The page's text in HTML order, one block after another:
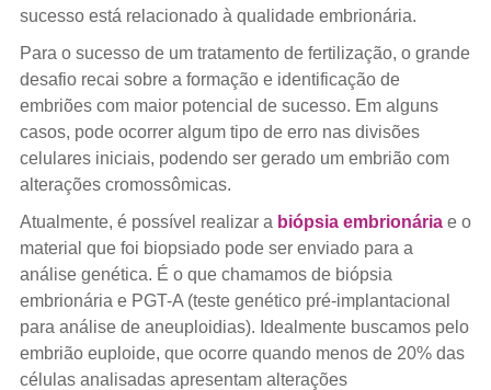
sucesso está relacionado à qualidade embrionária.
Para o sucesso de um tratamento de fertilização, o grande
desafio recai sobre a formação e identificação de
embriões com maior potencial de sucesso. Em alguns
casos, pode ocorrer algum tipo de erro nas divisões
celulares iniciais, podendo ser gerado um embrião com
alterações cromossômicas.
Atualmente, é possível realizar a biópsia embrionáriae o
material que foi biopsiado pode ser enviado para a
análise genética. É o que chamamos de biópsia
embrionária e PGT-A (teste genético pré-implantacional
para análise de aneuploidias). Idealmente buscamos pelo
embrião euploide, que ocorre quando menos de 20% das
células analisadas apresentam alterações